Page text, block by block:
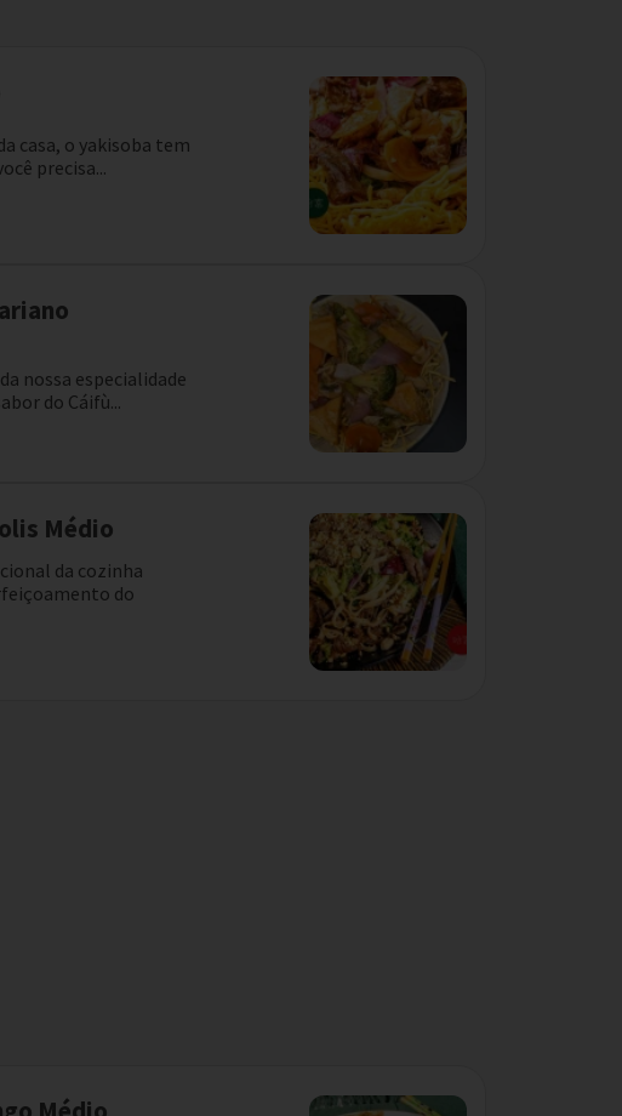
casa, o yakisoba tem
precisa...
nossa especialidade
do Cáifù...
Médio
da cozinha
do